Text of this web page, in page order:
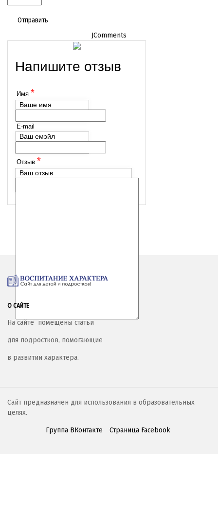
Отправить
JComments
Напишите отзыв
Имя *
Ваше имя
E-mail
Ваш емэйл
Отзыв *
Ваш отзыв
О САЙТЕ
На сайте помещены статьи
для подростков, помогающие
в развитии характера.
Сайт предназначен для использования в образовательных
целях.
Группа ВКонтакте
Страница Facebook